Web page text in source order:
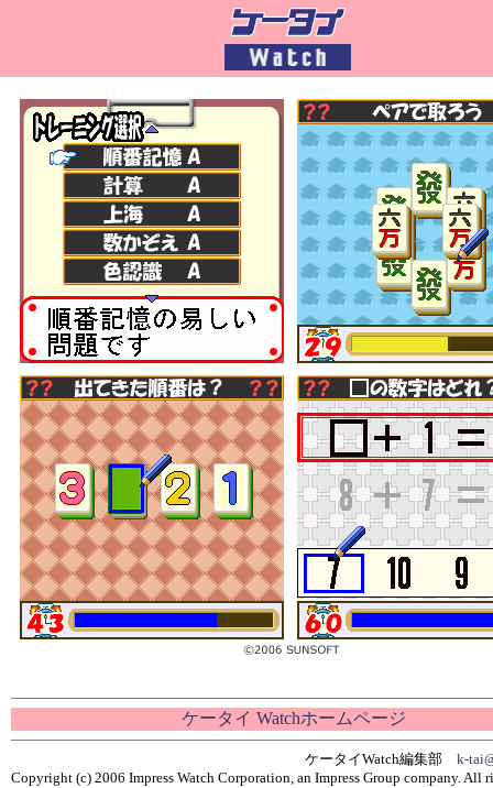
ケータイ Watchホームページ
ケータイWatch編集部 k-
Copyright (c) 2006 Impress Watch Corporation, an Impress Group company. All